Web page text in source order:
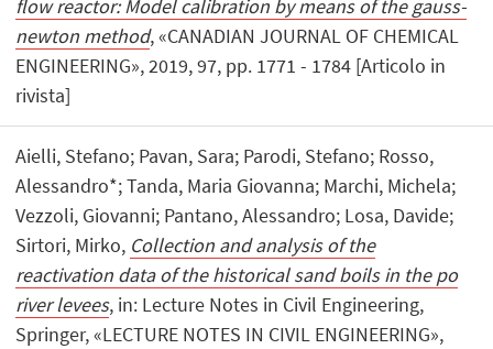
flow reactor: Model calibration by means of the gauss-
newton method, «CANADIAN JOURNAL OF CHEMICAL
ENGINEERING», 2019, 97, pp. 1771 - 1784 [Articolo in
rivista]
Aielli, Stefano; Pavan, Sara; Parodi, Stefano; Rosso,
Alessandro*; Tanda, Maria Giovanna; Marchi, Michela;
Vezzoli, Giovanni; Pantano, Alessandro; Losa, Davide;
Sirtori, Mirko, Collection and analysis of the
reactivation data of the historical sand boils in the po
river levees, in: Lecture Notes in Civil Engineering,
Springer, «LECTURE NOTES IN CIVIL ENGINEERING»,